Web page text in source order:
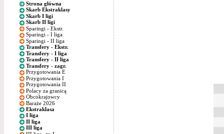
Strona główna
Skarb Ekstraklasy
Skarb I ligi
Skarb II ligi
Sparingi - Ekstr.
Sparingi - I liga
Sparingi - II liga
Transfery - Ekstr.
Transfery - I liga
Transfery - II liga
Transfery - zagr.
Przygotowania E
Przygotowania I
Przygotowania II
Polacy za granicą
Obcokrajowcy
Baraże 2026
Ekstraklasa
I liga
II liga
III liga